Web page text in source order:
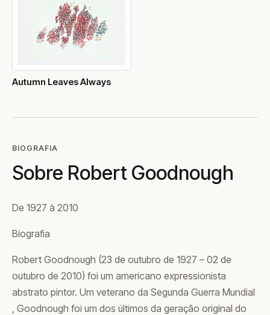
Autumn Leaves Always
BIOGRAFIA
Sobre Robert Goodnough
De 1927 à 2010
Biografia
Robert Goodnough (23 de outubro de 1927 – 02 de
outubro de 2010) foi um americano expressionista
abstrato pintor. Um veterano da Segunda Guerra Mundial
, Goodnough foi um dos últimos da geração original do